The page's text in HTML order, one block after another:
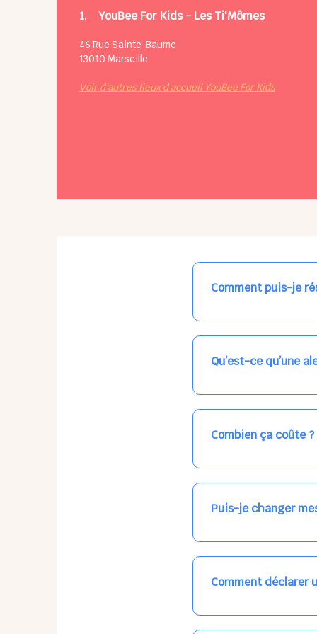
1. YouBee For Kids - Les Ti'Mômes
46 Rue Sainte-Baume
13010 Marseille
Voir d'autres lieux d'accueil YouBee For Kids
Comment puis-je
Nos places libres au
qui vous intéresse,
Qu’est-ce qu’une
Vous avez besoin
les places disponibles
Combien ça coûte ?
Votre accueil est
habituel. N'hésitez
Puis-je changer
Dans votre profil
email, par SMS, par
Comment déclarer
Signalez une absence
ou